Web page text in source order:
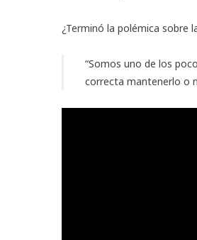
¿Terminó la polémica sobre
“Somos uno de los
correcta mantenerlo o